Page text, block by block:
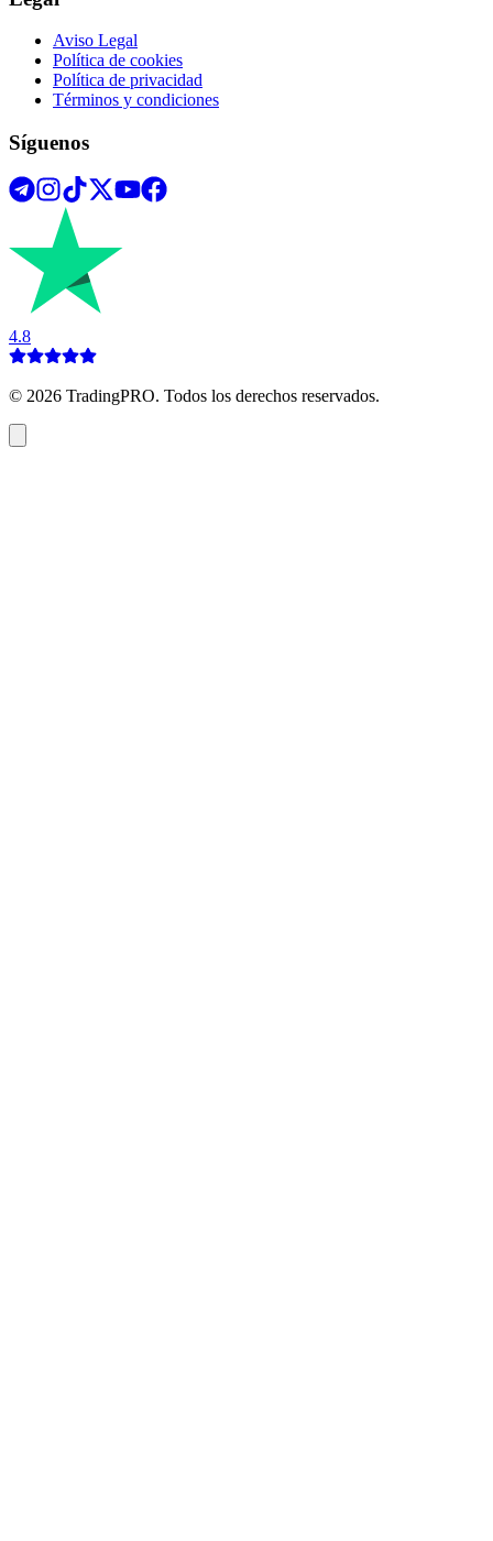
Aviso Legal
Política de cookies
Política de privacidad
Términos y condiciones
Síguenos
4.8
© 2026 TradingPRO. Todos los derechos reservados.